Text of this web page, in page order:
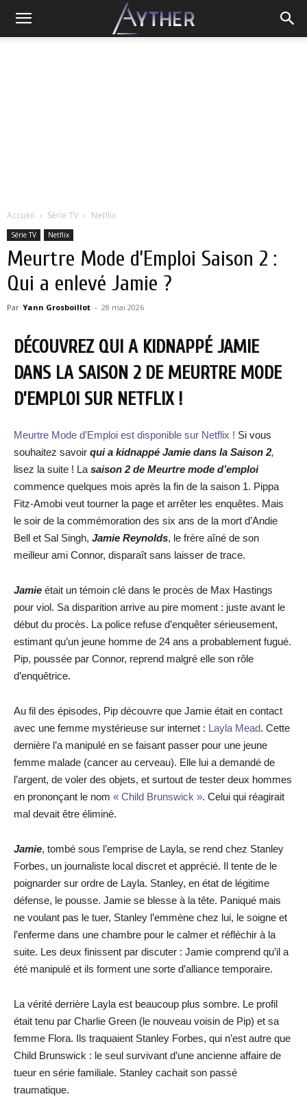
Accueil Série TV Netflix
Série TV Netflix
Meurtre Mode d’Emploi Saison 2 :
Qui a enlevé Jamie ?
Par Yann Grosboillot - 28 mai 2026
DÉCOUVREZ QUI A KIDNAPPÉ JAMIE
DANS LA SAISON 2 DE MEURTRE MODE
D’EMPLOI SUR NETFLIX !
Meurtre Mode d’Emploi est disponible sur Netflix ! Si vous
souhaitez savoir qui a kidnappé Jamie dans la Saison 2,
lisez la suite ! La saison 2 de Meurtre mode d’emploi
commence quelques mois après la fin de la saison 1. Pippa
Fitz-Amobi veut tourner la page et arrêter les enquêtes. Mais
le soir de la commémoration des six ans de la mort d’Andie
Bell et Sal Singh, Jamie Reynolds, le frère aîné de son
meilleur ami Connor, disparaît sans laisser de trace.
Jamie était un témoin clé dans le procès de Max Hastings
pour viol. Sa disparition arrive au pire moment : juste avant le
début du procès. La police refuse d’enquêter sérieusement,
estimant qu’un jeune homme de 24 ans a probablement fugué.
Pip, poussée par Connor, reprend malgré elle son rôle
d’enquêtrice.
Au fil des épisodes, Pip découvre que Jamie était en contact
avec une femme mystérieuse sur internet : Layla Mead. Cette
dernière l’a manipulé en se faisant passer pour une jeune
femme malade (cancer au cerveau). Elle lui a demandé de
l’argent, de voler des objets, et surtout de tester deux hommes
en prononçant le nom « Child Brunswick ». Celui qui réagirait
mal devait être éliminé.
Jamie, tombé sous l’emprise de Layla, se rend chez Stanley
Forbes, un journaliste local discret et apprécié. Il tente de le
poignarder sur ordre de Layla. Stanley, en état de légitime
défense, le pousse. Jamie se blesse à la tête. Paniqué mais
ne voulant pas le tuer, Stanley l’emmène chez lui, le soigne et
l’enferme dans une chambre pour le calmer et réfléchir à la
suite. Les deux finissent par discuter : Jamie comprend qu’il a
été manipulé et ils forment une sorte d’alliance temporaire.
La vérité derrière Layla est beaucoup plus sombre. Le profil
était tenu par Charlie Green (le nouveau voisin de Pip) et sa
femme Flora. Ils traquaient Stanley Forbes, qui n’est autre que
Child Brunswick : le seul survivant d’une ancienne affaire de
tueur en série familiale. Stanley cachait son passé
traumatique.